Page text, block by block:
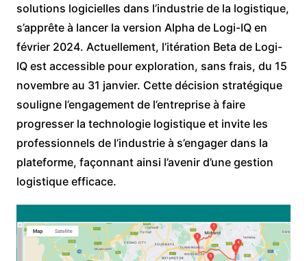
solutions logicielles dans l’industrie de la logistique,
s’apprête à lancer la version Alpha de Logi-IQ en
février 2024. Actuellement, l’itération Beta de Logi-
IQ est accessible pour exploration, sans frais, du 15
novembre au 31 janvier. Cette décision stratégique
souligne l’engagement de l’entreprise à faire
progresser la technologie logistique et invite les
professionnels de l’industrie à s’engager dans la
plateforme, façonnant ainsi l’avenir d’une gestion
logistique efficace.